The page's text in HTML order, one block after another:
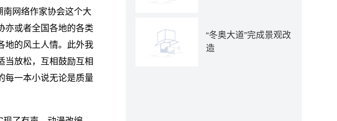
网络作家协会这个大
亦或者全国各地的各类
地的风土人情。此外我
当放松，互相鼓励互相
每一本小说无论是质量
“冬奥大道”完成景观改
造